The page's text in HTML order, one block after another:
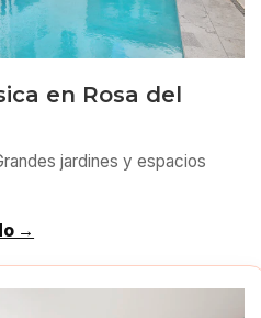
en Rosa del
jardines y espacios
→